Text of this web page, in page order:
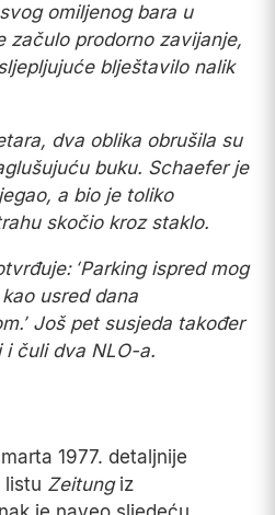
omiljenog bara u
začulo prodorno zavijanje,
blještavilo nalik
dva oblika obrušila su
buku. Schaefer je
a bio je toliko
skočio kroz staklo.
‘Parking ispred mog
usred dana
Još pet susjeda također
i čuli dva NLO-a.
1977. detaljnije
listu Zeitungiz